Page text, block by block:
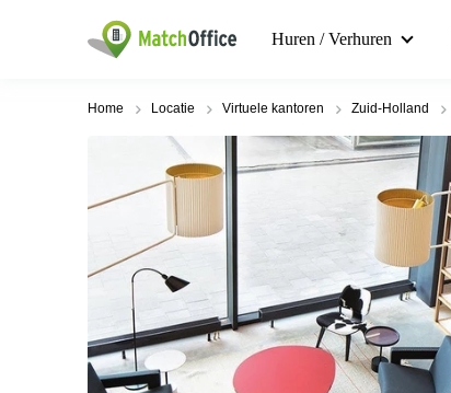
Huren / Verhuren
Home Locatie Virtuele kantoren Zuid-Holland